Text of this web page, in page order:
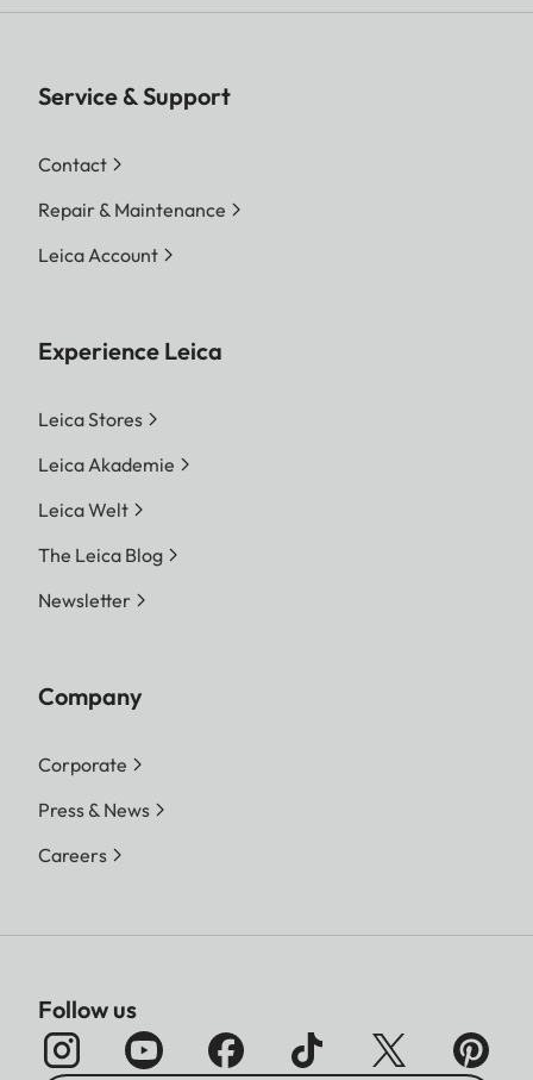
Service & Support
Contact
Repair & Maintenance
Leica Account
Experience Leica
Leica Stores
Leica Akademie
Leica Welt
The Leica Blog
Newsletter
Company
Corporate
Press & News
Careers
Follow us